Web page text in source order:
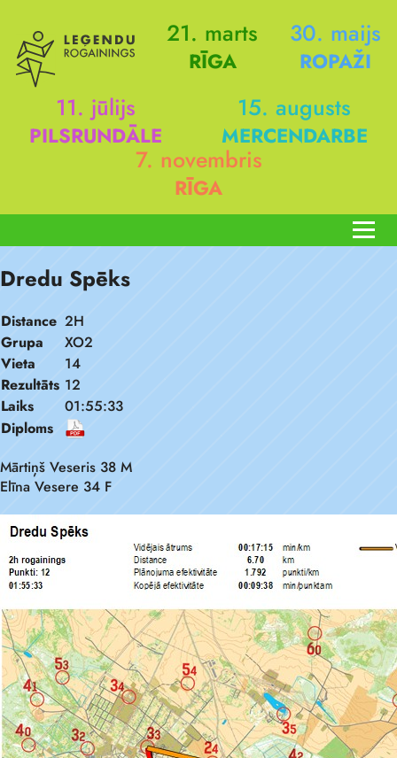
21. marts
RĪGA
30. maijs
ROPAŽI
11. jūlijs
PILSRUNDĀLE
15. augusts
MERCENDARBE
7. novembris
RĪGA
Dredu Spēks
Distance 2H
Grupa
XO2
Vieta
14
Rezultāts 12
Laiks
01:55:33
Diploms
Mārtiņš Veseris 38 M
Elīna Vesere 34 F